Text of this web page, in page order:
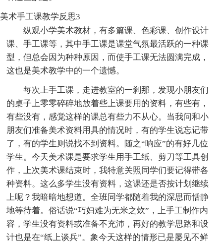
美术手工课教学反思3
纵观小学美术教材，有多篇课、色彩课、创作设计
课、手工课等，其中手工课是课堂气氛最活跃的一种课
型，但总会因为种种原因，而使手工课无法圆满完成，
这也是美术教学中的一个遗憾。
每次上手工课，走进教室的一刹那，发现小朋友们
的桌子上零零碎碎地放着些上课要用的资料，有些有，
有些没有，感觉这样的课总有些力不从心。当我问和小
朋友们准备美术资料用具的情况时，有的学生说忘记带
了，有的学生则说找不到资料。随之“响应”的有好几位
学生。今天美术课是要求学生用手工纸、剪刀等工具创
作，上次美术课结束时，我特意关照同学们要记得带各
种资料。这么多学生没有资料，这课还是否按计划继续
上呢？我暗暗地想道。全班同学都随着我的深思而恬静
地等待着。俗话说“巧妇难为无米之炊”，上手工制作内
容，学生没有资料或准备不充沛，再好的教学思路和设
计也是在“纸上谈兵”。象今天这样的情形已是屡见不鲜